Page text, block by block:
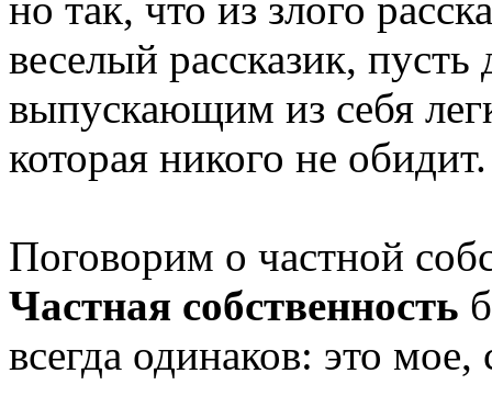
веселый рассказик,
выпускающим из себя
которая никого не обидит.
Поговорим о частной
Частная собственность
всегда одинаков: это мое,